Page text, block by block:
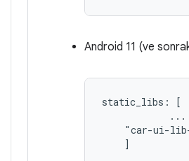
Android 11 (ve
static_libs: [
            ...
"car-ui-
    ]